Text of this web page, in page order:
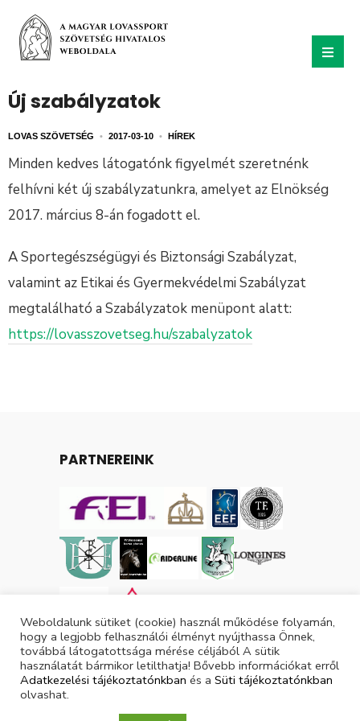
Új szabályzatok
LOVAS SZÖVETSÉG • 2017-03-10 • HÍREK
Minden kedves látogatónk figyelmét szeretnénk
felhívni két új szabályzatunkra, amelyet az Elnökség
2017. március 8-án fogadott el.
A Sportegészségügyi és Biztonsági Szabályzat,
valamint az Etikai és Gyermekvédelmi Szabályzat
megtalálható a Szabályzatok menüpont alatt:
https://lovasszovetseg.hu/szabalyzatok
PARTNEREINK
Tárgyévi lovas licencek száma: 3048
Weboldalunk sütiket (cookie) használ működése folyamán,
hogy a legjobb felhasználói élményt nyújthassa Önnek,
továbbá látogatottsága mérése céljából A sütik
használatát bármikor letilthatja! Bővebb információkat erről
Adatkezelési tájékoztatónkban és a Süti tájékoztatónkban
olvashat.